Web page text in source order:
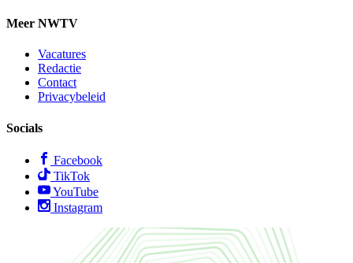
Meer NWTV
Vacatures
Redactie
Contact
Privacybeleid
Socials
Facebook
TikTok
YouTube
Instagram